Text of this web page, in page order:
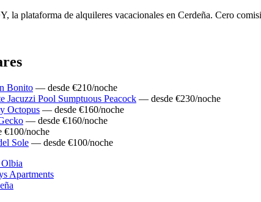
la plataforma de alquileres vacacionales en Cerdeña. Cero
Bonito — desde €210/noche
Jacuzzi Pool Sumptuous Peacock — desde €230/noche
Octopus — desde €160/noche
— desde €160/noche
noche
Sole — desde €100/noche
Olbia
Apartments